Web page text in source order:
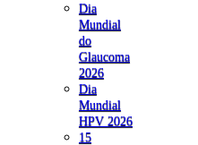
Dia
Mundial
do
Glaucoma
2026
Dia
Mundial
HPV 2026
15